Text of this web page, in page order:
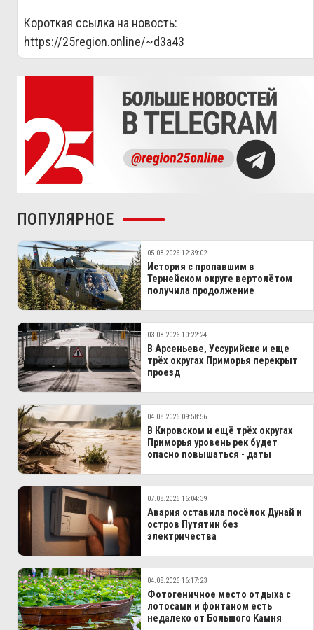
Короткая ссылка на новость:
https://25region.online/~d3a43
ПОПУЛЯРНОЕ
05.08.2026 12:39:02
История с пропавшим в
Тернейском округе вертолётом
получила продолжение
03.08.2026 10:22:24
В Арсеньеве, Уссурийске и еще
трёх округах Приморья перекрыт
проезд
04.08.2026 09:58:56
В Кировском и ещё трёх округах
Приморья уровень рек будет
опасно повышаться - даты
07.08.2026 16:04:39
Авария оставила посёлок Дунай и
остров Путятин без
электричества
04.08.2026 16:17:23
Фотогеничное место отдыха с
лотосами и фонтаном есть
недалеко от Большого Камня